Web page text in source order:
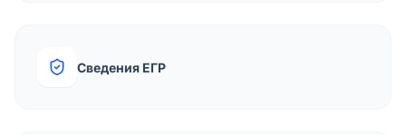
Сведения ЕГР